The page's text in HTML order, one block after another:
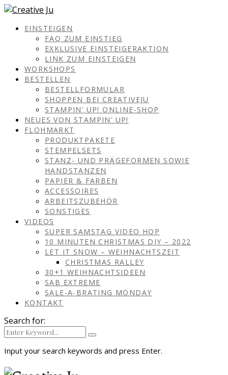
EINSTEIGEN
FAQ ZUM EINSTIEG
EXKLUSIVE EINSTEIGERAKTION
LINK ZUM EINSTEIGEN
WORKSHOPS
BESTELLEN
BESTELLFORMULAR
SHOPPEN BEI CREATIVEJU
STAMPIN‘ UP! ONLINE-SHOP
NEUES VON STAMPIN‘ UP!
FLOHMARKT
PRODUKTPAKETE
STEMPELSETS
STANZ- UND PRÄGEFORMEN SOWIE
HANDSTANZEN
PAPIER & FARBEN
ACCESSOIRES
ARBEITSZUBEHÖR
SONSTIGES
VIDEOS
SUPER SAMSTAG VIDEO HOP
10 MINUTEN CHRISTMAS DIY – 2022
LET IT SNOW – WEIHNACHTSZEIT
CHRISTMAS RALLEY
30+1 WEIHNACHTSIDEEN
SAB EXTREME
SALE-A-BRATING MONDAY
KONTAKT
Search for:
Input your search keywords and press Enter.